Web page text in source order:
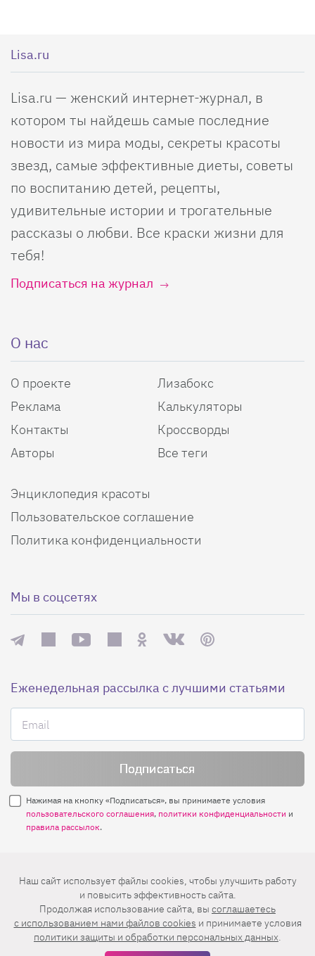
Lisa.ru
Lisa.ru — женский интернет-журнал, в
котором ты найдешь самые последние
новости из мира моды, секреты красоты
звезд, самые эффективные диеты, советы
по воспитанию детей, рецепты,
удивительные истории и трогательные
рассказы о любви. Все краски жизни для
тебя!
Подписаться на журнал
О нас
О проекте
Реклама
Контакты
Авторы
Лизабокс
Калькуляторы
Кроссворды
Все теги
Энциклопедия красоты
Пользовательское соглашение
Политика конфиденциальности
Мы в соцсетях
Еженедельная рассылка с лучшими статьями
Нажимая на кнопку «Подписаться», вы принимаете условия
пользовательского соглашения, политики конфиденциальности и
правила рассылок.
Нашли ошибку? Выделите ее и нажмите
Ctrl+Enter
© 2026 АО «БКМ», ОГРН 1027739494584, ИНН 7705056238
127018, Москва, ул. Полковая, д. 3, стр. 4, помещение I, комн. 23
16+
Дизайн сайта —Студия Евгения и Ольги Апрель
Наш сайт использует файлы cookies, чтобы улучшить работу
и повысить эффективность сайта.
Продолжая использование сайта, вы соглашаетесь
c использованием нами файлов cookies и принимаете условия
политики защиты и обработки персональных данных.